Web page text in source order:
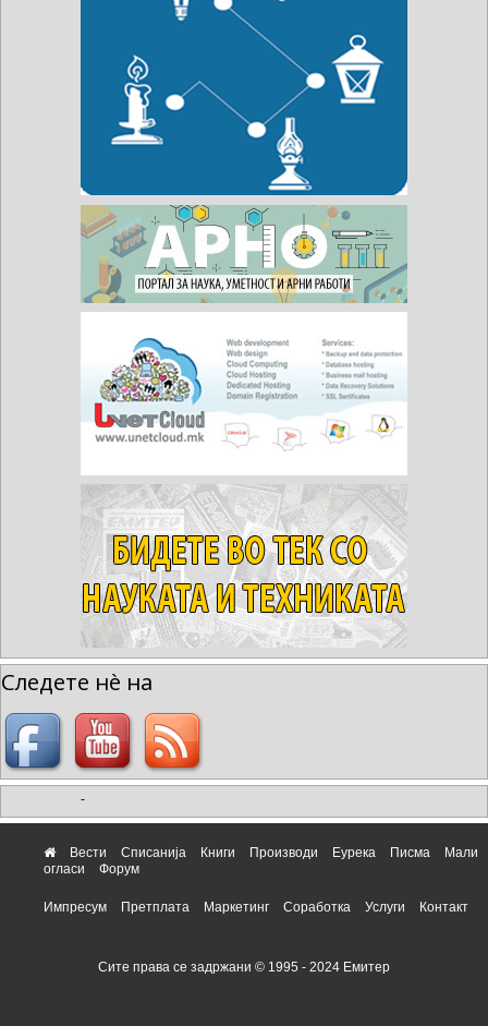
Следете нè на
-
Вести Списанија Книги Производи Еурека Писма
Мали
огласи
Форум
Импресум Претплата Маркетинг Соработка Услуги Контакт
Сите права се задржани © 1995 - 2024 Емитер